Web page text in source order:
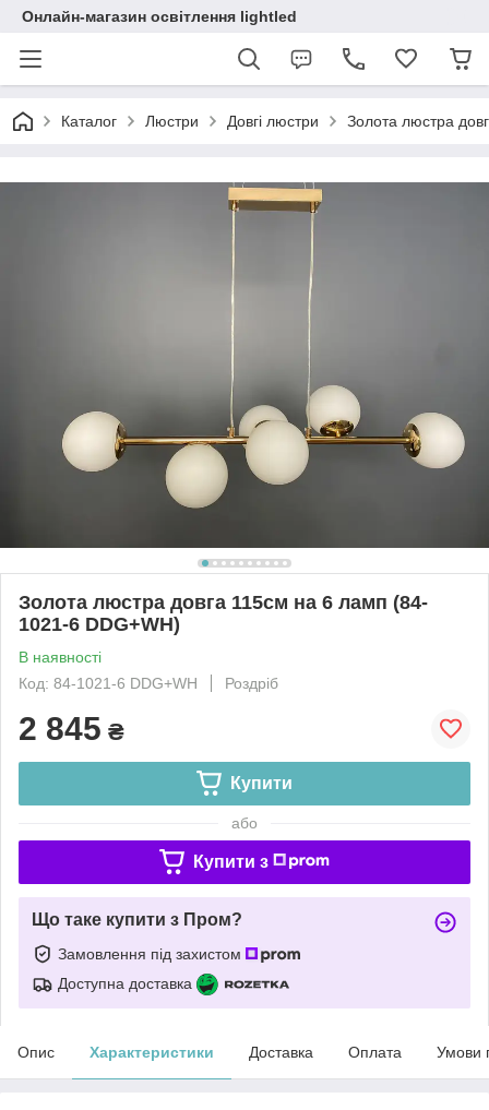
Онлайн-магазин освітлення lightled
Каталог Люстри Довгі люстри Золота люстра
Золота люстра довга 115см на 6 ламп (84-
1021-6 DDG+WH)
В наявності
Код: 84-1021-6 DDG+WH
Роздріб
2 845 ₴
Купити
або
Купити з
Що таке купити з Пром?
Замовлення під захистом
Доступна доставка
Опис Характеристики Доставка Оплата Умови